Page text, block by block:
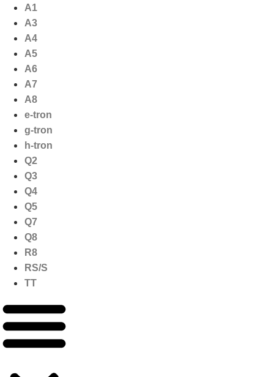
naar
inhoud
A1
A3
A4
A5
A6
A7
A8
e-tron
g-tron
h-tron
Q2
Q3
Q4
Q5
Q7
Q8
R8
RS/S
TT